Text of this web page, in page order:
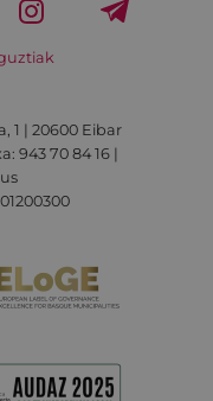
1 | 20600 Eibar
943 70 84 16 |